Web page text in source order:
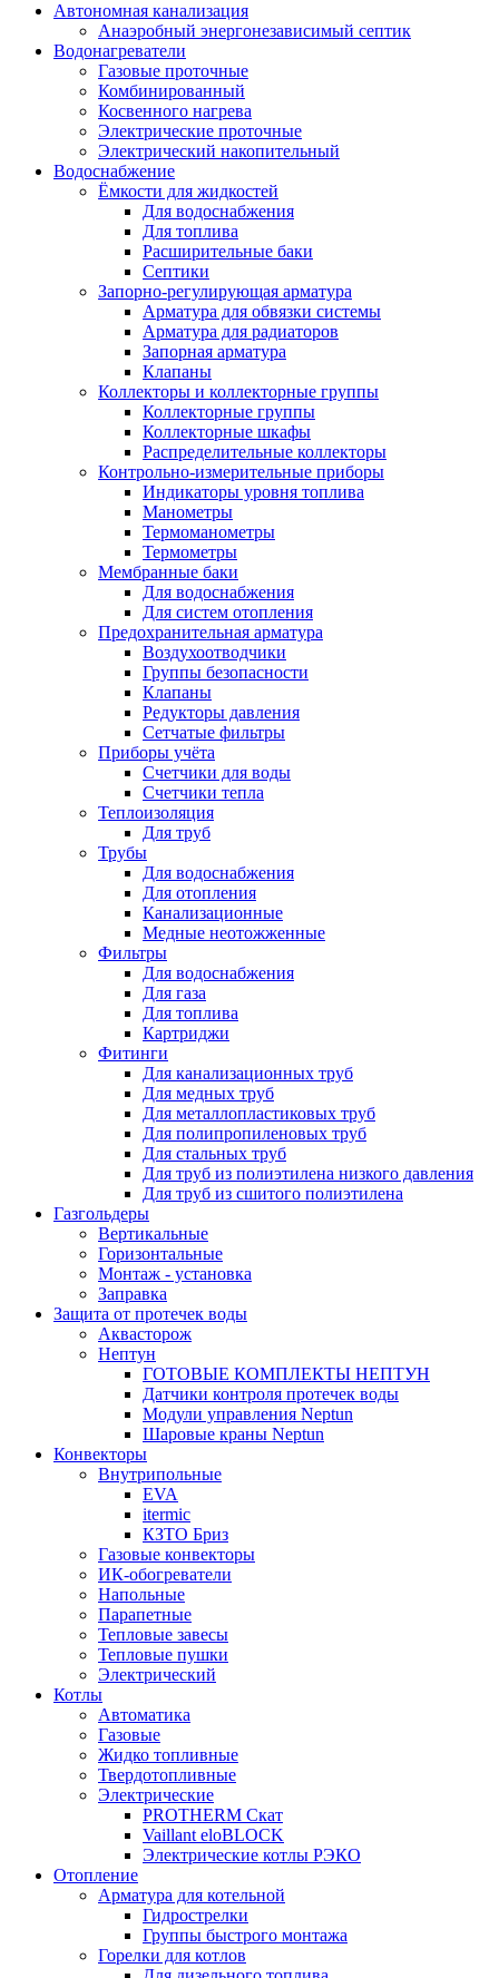
Автономная канализация
Анаэробный энергонезависимый септик
Водонагреватели
Газовые проточные
Комбинированный
Косвенного нагрева
Электрические проточные
Электрический накопительный
Водоснабжение
Ёмкости для жидкостей
Для водоснабжения
Для топлива
Расширительные баки
Септики
Запорно-регулирующая арматура
Арматура для обвязки системы
Арматура для радиаторов
Запорная арматура
Клапаны
Коллекторы и коллекторные группы
Коллекторные группы
Коллекторные шкафы
Распределительные коллекторы
Контрольно-измерительные приборы
Индикаторы уровня топлива
Манометры
Термоманометры
Термометры
Мембранные баки
Для водоснабжения
Для систем отопления
Предохранительная арматура
Воздухоотводчики
Группы безопасности
Клапаны
Редукторы давления
Сетчатые фильтры
Приборы учёта
Счетчики для воды
Счетчики тепла
Теплоизоляция
Для труб
Трубы
Для водоснабжения
Для отопления
Канализационные
Медные неотожженные
Фильтры
Для водоснабжения
Для газа
Для топлива
Картриджи
Фитинги
Для канализационных труб
Для медных труб
Для металлопластиковых труб
Для полипропиленовых труб
Для стальных труб
Для труб из полиэтилена низкого давления
Для труб из сшитого полиэтилена
Газгольдеры
Вертикальные
Горизонтальные
Монтаж - установка
Заправка
Защита от протечек воды
Аквасторож
Нептун
ГОТОВЫЕ КОМПЛЕКТЫ НЕПТУН
Датчики контроля протечек воды
Модули управления Neptun
Шаровые краны Neptun
Конвекторы
Внутрипольные
EVA
itermic
КЗТО Бриз
Газовые конвекторы
ИК-обогреватели
Напольные
Парапетные
Тепловые завесы
Тепловые пушки
Электрический
Котлы
Автоматика
Газовые
Жидко топливные
Твердотопливные
Электрические
PROTHERM Скат
Vaillant eloBLOCK
Электрические котлы РЭКО
Отопление
Арматура для котельной
Гидрострелки
Группы быстрого монтажа
Горелки для котлов